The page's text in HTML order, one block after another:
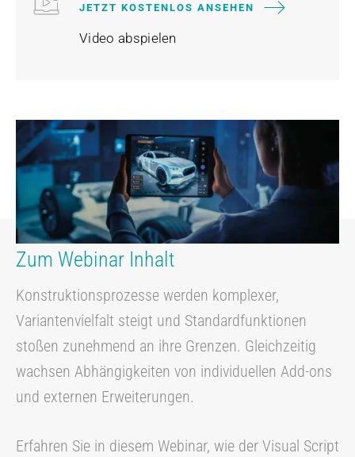
JETZT KOSTENLOS ANSEHEN
Video abspielen
Zum Webinar Inhalt
Konstruktionsprozesse werden komplexer,
Variantenvielfalt steigt und Standardfunktionen
stoßen zunehmend an ihre Grenzen. Gleichzeitig
wachsen Abhängigkeiten von individuellen Add-ons
und externen Erweiterungen.
Erfahren Sie in diesem Webinar, wie der Visual Script